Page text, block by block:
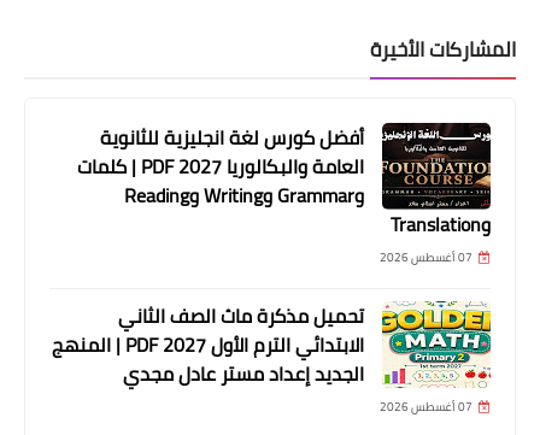
المشاركات الأخيرة
أفضل كورس لغة انجليزية للثانوية
العامة والبكالوريا 2027 PDF | كلمات
وGrammar وWriting وReading
وTranslation
07 أغسطس 2026
تحميل مذكرة ماث الصف الثاني
الابتدائي الترم الأول 2027 PDF | المنهج
الجديد إعداد مستر عادل مجدي
07 أغسطس 2026